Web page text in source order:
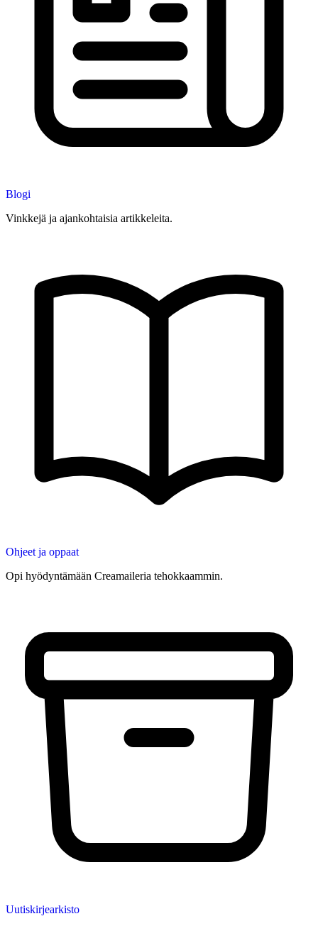
Blogi
Vinkkejä ja ajankohtaisia artikkeleita.
Ohjeet ja oppaat
Opi hyödyntämään Creamaileria tehokkaammin.
Uutiskirjearkisto